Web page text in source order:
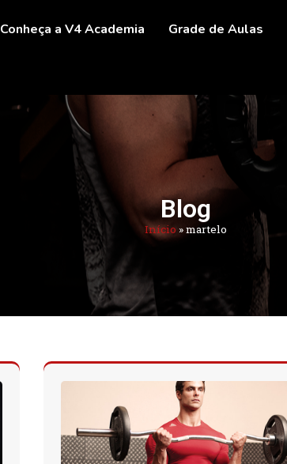
Conheça a V4 Academia Grade de Aulas
Blog
Início »martelo